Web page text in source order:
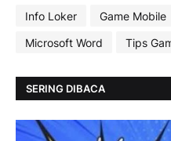
Info Loker
Game Mobile
Microsoft Word
Tips
SERING DIBACA